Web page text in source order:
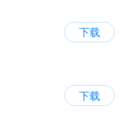
下载
下载